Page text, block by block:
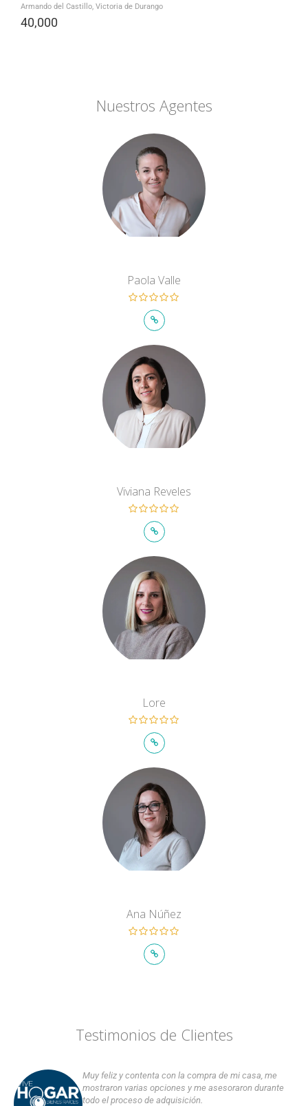
Armando del Castillo, Victoria de Durango
40,000
Nuestros Agentes
Paola Valle
Viviana Reveles
Lore
Ana Núñez
Testimonios de Clientes
Muy feliz y contenta con la compra de mi casa, me
mostraron varias opciones y me asesoraron durante
todo el proceso de adquisición.